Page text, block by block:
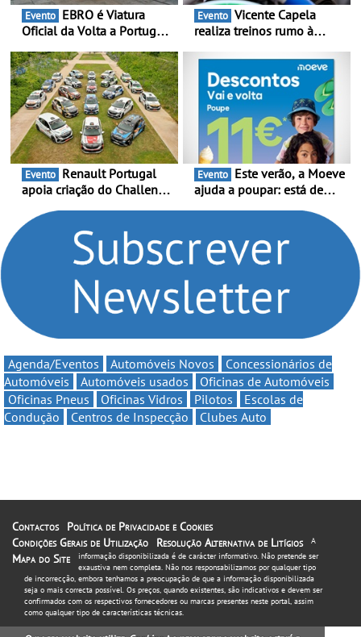
Evento
Oficial da Volta a Portugal
presença nacional ao lado
da mítica prova de ciclismo
e leva a sua gama SUV
multi-energia às estradas
de Portugal
Evento
realiza treinos rumo à
Portugal Karting e mira boa
estreia - O Campeonato
Portugal Karting 2026
decorre entre 1 de Março e
6 de Setembro
Evento
apoia criação do Challenge
compromisso com o
automobilismo nacional
continua em 2026
Evento
ajuda a poupar: está de
Volta” com descontos de
Agenda/Eventos Automóveis Novos
Concessionários de
Automóveis
Automóveis usados
Oficinas de Automóveis
Oficinas Pneus
Oficinas Vidros Pilotos
Escolas de
Condução
Centros de Inspecção Clubes Auto
Contactos
Política de Privacidade e Cookies
Condições Gerais de Utilização
Resolução Alternativa de Litígios
Mapa do Site
A
informação disponibilizada é de carácter informativo. Não pretende ser
exaustiva nem completa. Não nos responsabilizamos por qualquer tipo
de incorrecção, embora tenhamos a preocupação de que a informação disponibilizada
seja o mais correcta possível. Os preços, quando existentes, são indicativos e devem ser
confirmados com os respectivos fornecedores ou marcas presentes neste portal, assim
como qualquer tipo de características técnicas.